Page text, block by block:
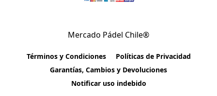
Mercado Pádel Chile®
Términos y Condiciones
Políticas de Privacidad
Garantías, Cambios y Devoluciones
Notificar uso indebido